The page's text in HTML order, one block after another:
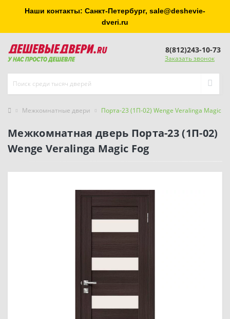
Наши контакты: Санкт-Петербург, sale@deshevie-
dveri.ru
8(812)243-10-73
Заказать звонок
Межкомнатные двери Порта-23 (1П-02) Wenge Veralinga Magic
Межкомнатная дверь Порта-23 (1П-02)
Wenge Veralinga Magic Fog